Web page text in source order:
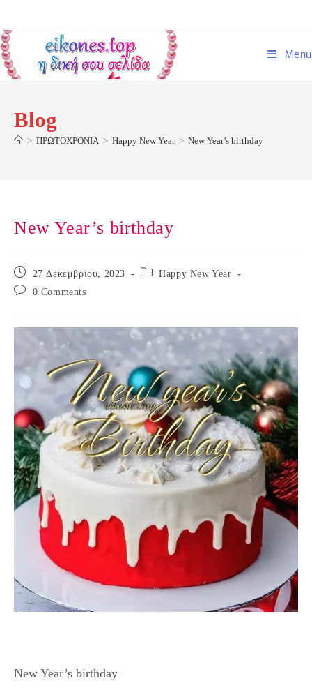
content
Menu
Blog
> ΠΡΩΤΟΧΡΟΝΙΑ > Happy New Year > New Year’s birthday
New Year’s birthday
Post
published:
27 Δεκεμβρίου, 2023
Post Happy New Year
Post
0 Comments
New Year’s birthday